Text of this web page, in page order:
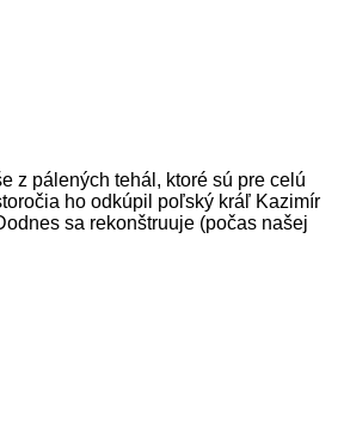
z pálených tehál, ktoré sú pre celú
ho odkúpil poľský kráľ Kazimír
sa rekonštruuje (počas našej